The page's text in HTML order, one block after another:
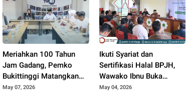
Meriahkan 100 Tahun
Jam Gadang, Pemko
Bukittinggi Matangkan
Persiapan IMLF ke 4
May 07, 2026
Ikuti Syariat dan
Sertifikasi Halal BPJH,
Wawako Ibnu Buka
Pelatihan JULEHA
May 04, 2026